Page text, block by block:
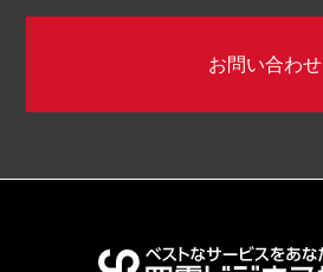
お問い合わせ